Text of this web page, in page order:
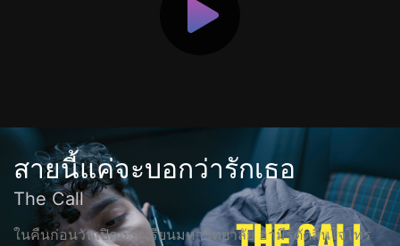
สายนี้แค่จะบอกว่ารักเธอ
The Call
ในคืนก่อนวันเปิดภาคเรียนมหาวิทยาลัย อามีร์ตัดสินใจโทร